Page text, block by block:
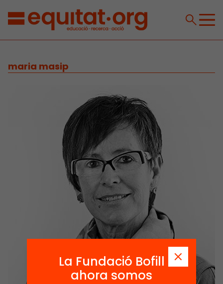
maria masip
La Fundació Bofill
ahora somos